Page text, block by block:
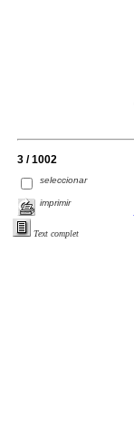
3 / 1002
seleccionar
imprimir
Text complet